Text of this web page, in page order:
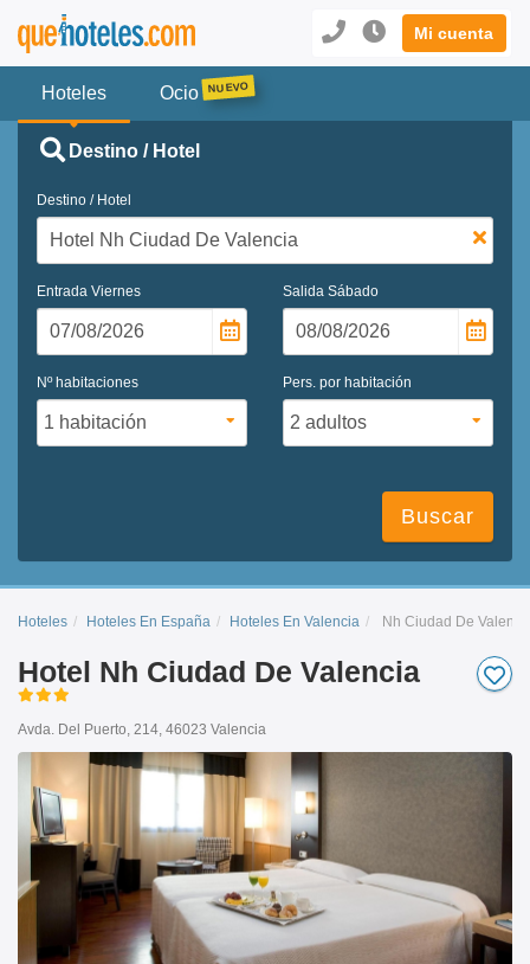
Mi cuenta
Hoteles Ocio
Destino / Hotel
Destino / Hotel
Entrada Viernes Salida Sábado
Nº habitaciones Pers. por habitación
Buscar
Hoteles Hoteles En España Hoteles En Valencia Nh Ciudad De
Hotel Nh Ciudad De Valencia
Avda. Del Puerto, 214, 46023 Valencia